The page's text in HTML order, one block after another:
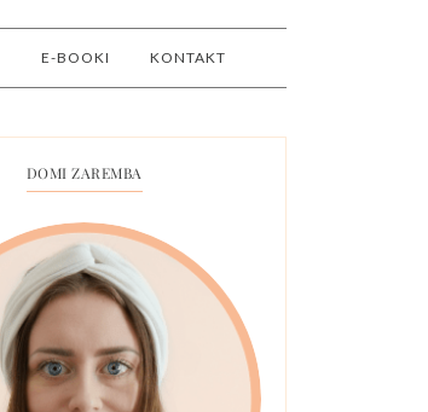
E-BOOKI KONTAKT
DOMI ZAREMBA